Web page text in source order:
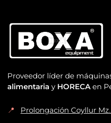
Proveedor líder de
alimentaria y HORECA en
📍 Prolongación Coyllur